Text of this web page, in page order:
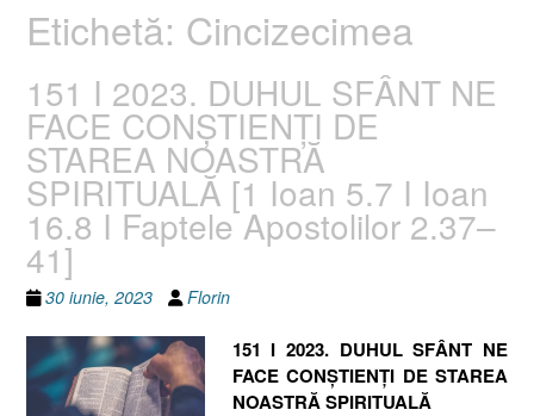
Etichetă: Cincizecimea
151 I 2023. DUHUL SFÂNT NE
FACE CONȘTIENȚI DE
STAREA NOASTRĂ
SPIRITUALĂ [1 Ioan 5.7 I Ioan
16.8 I Faptele Apostolilor 2.37–
41]
30 iunie, 2023 Florin
151 I 2023. DUHUL SFÂNT NE
FACE CONȘTIENȚI DE STAREA
NOASTRĂ SPIRITUALĂ